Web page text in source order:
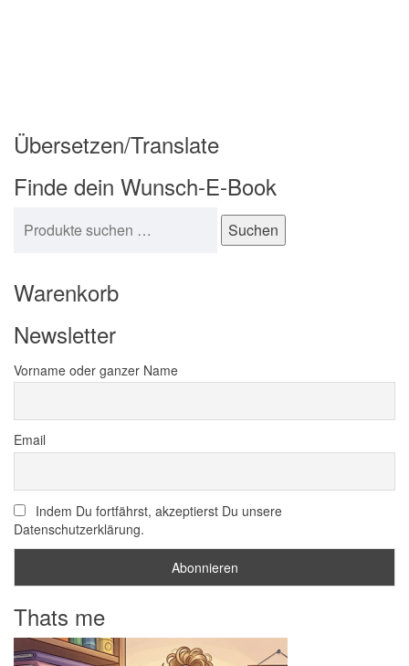
Übersetzen/Translate
Finde dein Wunsch-E-Book
Suchen
Warenkorb
Newsletter
Vorname oder ganzer Name
Email
Indem Du fortfährst, akzeptierst Du unsere
Datenschutzerklärung.
Thats me